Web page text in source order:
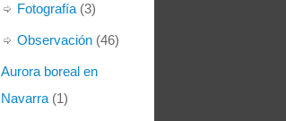
Fotografía (3)
Observación (46)
Aurora boreal en
Navarra (1)